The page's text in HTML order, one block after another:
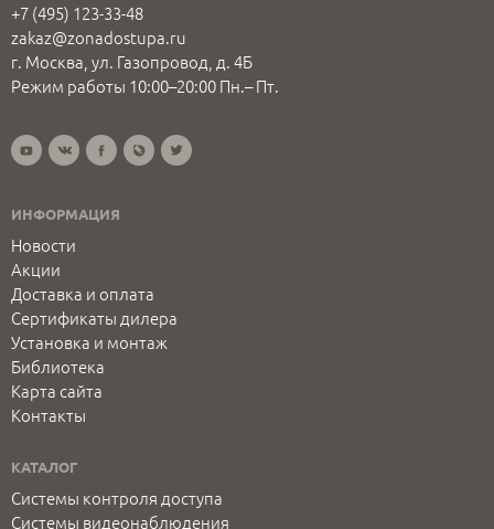
+7 (495) 123-33-48
zakaz@zonadostupa.ru
г. Москва, ул. Газопровод, д. 4Б
Режим работы 10:00–20:00 Пн.– Пт.
ИНФОРМАЦИЯ
Новости
Акции
Доставка и оплата
Сертификаты дилера
Установка и монтаж
Библиотека
Карта сайта
Контакты
КАТАЛОГ
Системы контроля доступа
Системы видеонаблюдения